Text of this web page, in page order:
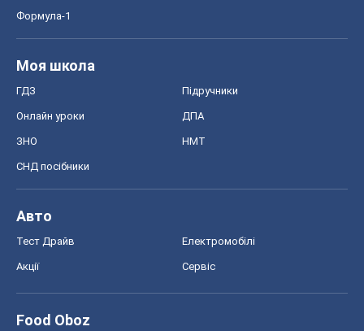
Формула-1
Моя школа
ГДЗ Підручники
Онлайн уроки ДПА
ЗНО НМТ
СНД посібники
Авто
Тест Драйв Електромобілі
Акції Сервіс
Food Oboz